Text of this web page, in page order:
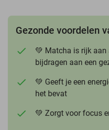
Gezonde voordelen
💚 Matcha is rijk
bijdragen aan een
💚 Geeft je een
het bevat
💚 Zorgt voor focus